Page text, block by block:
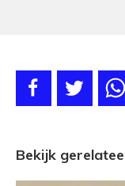
Bekijk